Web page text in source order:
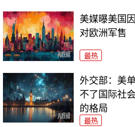
美媒曝美国
对欧洲军售
最热
外交部：美
不了国际社
的格局
最热